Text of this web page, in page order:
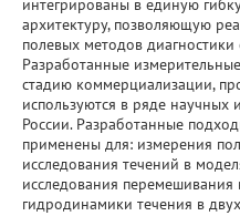
интегрированы в единую
архитектуру, позволяющую
полевых методов
Разработанные
стадию коммерциализации,
используются в ряде научных
России. Разработанные
применены для: измерения
исследования течений в
исследования
гидродинамики течения в